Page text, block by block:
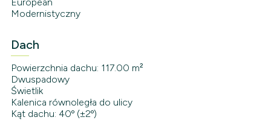
Modernistyczny
Dach
Powierzchnia dachu: 117.00 m²
Dwuspadowy
Świetlik
Kalenica równoległa do ulicy
Kąt dachu: 40º (±2º)